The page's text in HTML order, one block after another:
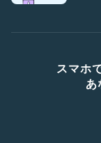
スマホ
あ